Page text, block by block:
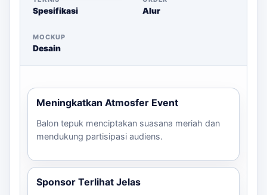
memastikan semua peserta mendapatkan balon.
teks dapat terbaca dengan jelas dari jarak jauh.
Untuk memulai, kirimkan brief kebutuhan Anda melalui
merekomendasikan desain serta jumlah yang sesuai.
Spesifikasi Alur
MOCKUP
Desain
Meningkatkan Atmosfer Event
Balon tepuk menciptakan suasana meriah dan
mendukung partisipasi audiens.
Sponsor Terlihat Jelas